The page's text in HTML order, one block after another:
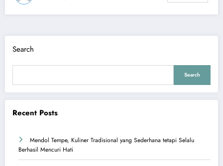
Search
Search
Recent Posts
Mendol Tempe, Kuliner Tradisional yang Sederhana tetapi Selalu
Berhasil Mencuri Hati